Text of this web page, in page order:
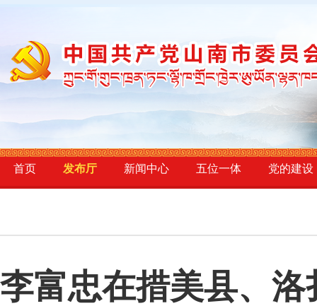
首页 发布厅 新闻中心 五位一体 党的建设
李富忠在措美县、